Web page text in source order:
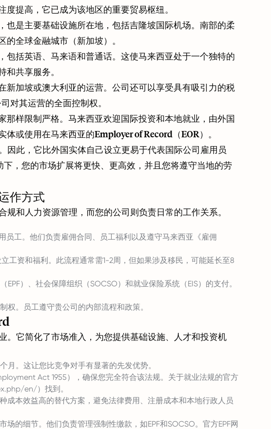
提高，它已成为该地区的重要贸易枢纽。
是主要基础设施所在地，包括吉隆坡国际机场。南部的柔
全球金融城市（新加坡）。
括英语、马来语和普通话。这使马来西亚处于一个独特的
共享服务。
加坡或澳大利亚的运营。公司还可以享受具有吸引力的税
对其运营的全面控制权。
样限制严格。马来西亚欢迎国际投资和本地就业，由外国
或使用在马来西亚的Employer of Record（EOR）。
此，它比外国实体自己设立更易于代表国际公司雇用员
下，您的市场扩展将更快、更高效，并且您将遵守当地的劳
作方式
和人力资源管理，而您的公司则负责日常的工作关系。
员工。他们负责雇佣合同、员工福利以及遵守马来西亚《雇佣
工资和福利。此流程通常需1-2周，但如果涉及移民，可能延长至8
）、社会保障组织（SOCSO）和就业保险系统（EIS）的支付。
权。员工遵守贵公司的内部流程和政策。
。它简化了市场准入，为您提供基础设施、人才和投资机
月。这让您比竞争对手有显著的先发优势。
Act 1955），确保您完全符合该法规。关于就业法规的官方
en/）找到。
成本效益高的替代方案，避免法律费用、注册成本和本地行政人员
场的细节。他们负责管理强制性缴款，如EPF和SOCSO。官方EPF网